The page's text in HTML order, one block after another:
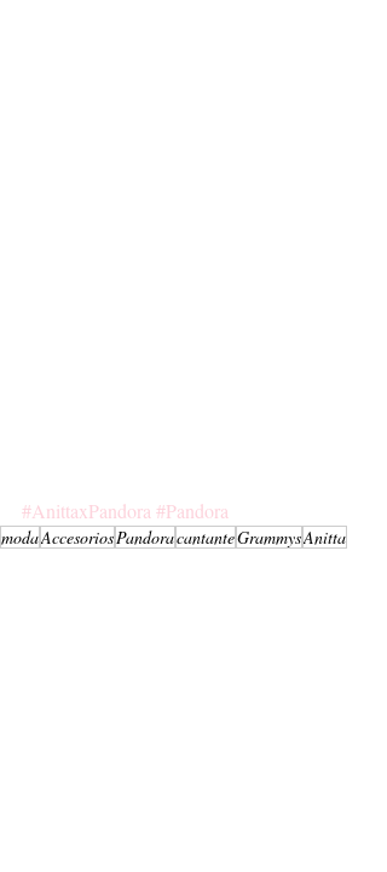
#AnittaxPandora #Pandora
modaAccesoriosPandoracantanteGrammysAnitta